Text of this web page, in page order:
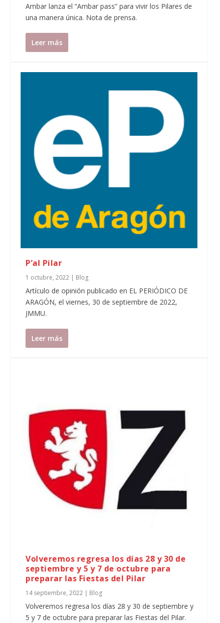
Ambar lanza el “Ambar pass” para vivir los Pilares de
una manera única. Nota de prensa.
Leer más
P’al Pilar
1 octubre, 2022 | Blog
Artículo de opinión publicado en EL PERIÓDICO DE
ARAGÓN, el viernes, 30 de septiembre de 2022,
JMMU.
Leer más
Volveremos regresa los días 28 y 30 de
septiembre y 5 y 7 de octubre para
preparar las Fiestas del Pilar
14 septiembre, 2022 | Blog
Volveremos regresa los días 28 y 30 de septiembre y
5 y 7 de octubre para preparar las Fiestas del Pilar.